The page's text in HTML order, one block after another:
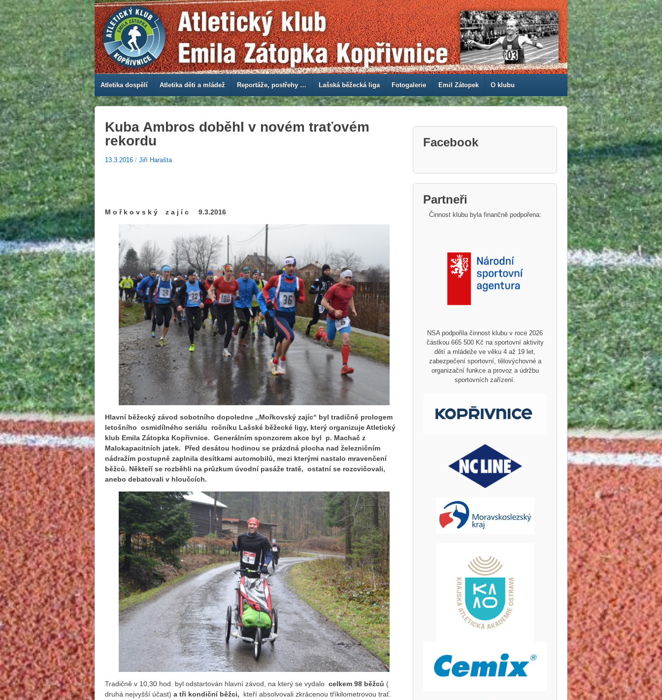
Atletika dospělí Atletika děti a mládež Reportáže, postřehy … Lašská běžecká liga Fotogalerie Emil Zátopek O klubu
Kuba Ambros doběhl v novém traťovém
rekordu
13.3.2016 / Jiří Harašta
M o ř k o v s k ý z a j í c 9.3.2016
Hlavní běžecký závod sobotního dopoledne ,,Mořkovský zajíc“ byl tradičně prologem
letošního osmidílného seriálu ročníku Lašské běžecké ligy, který organizuje Atletický
klub Emila Zátopka Kopřivnice. Generálním sponzorem akce byl p. Machač z
Malokapacitních jatek. Před desátou hodinou se prázdná plocha nad železničním
nádražím postupně zaplnila desítkami automobilů, mezi kterými nastalo mravenčení
běžců. Někteří se rozběhli na průzkum úvodní pasáže tratě, ostatní se rozcvičovali,
anebo debatovali v hloučcích.
Tradičně v 10,30 hod. byl odstartován hlavní závod, na který se vydalo celkem 98 běžců (
druhá nejvyšší účast) a tři kondiční běžci, kteří absolvovali zkrácenou tříkilometrovou trať.
Facebook
Partneři
Činnost klubu byla finančně podpořena:
NSA podpořila činnost klubu v roce 2026
částkou 665 500 Kč na sportovní aktivity
dětí a mládeže ve věku 4 až 19 let,
zabezpečení sportovní, tělovýchovné a
organizační funkce a provoz a údržbu
sportovních zařízení.